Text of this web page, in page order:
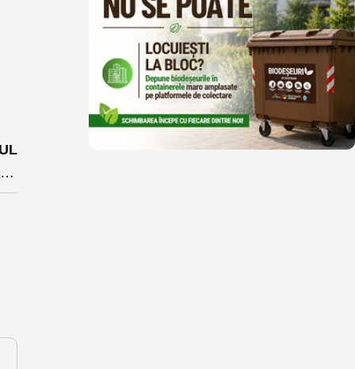
Finanțare de aproape 5 milioane de lei pentru îngrijirea la domiciliu a seniorilor din Năsăud